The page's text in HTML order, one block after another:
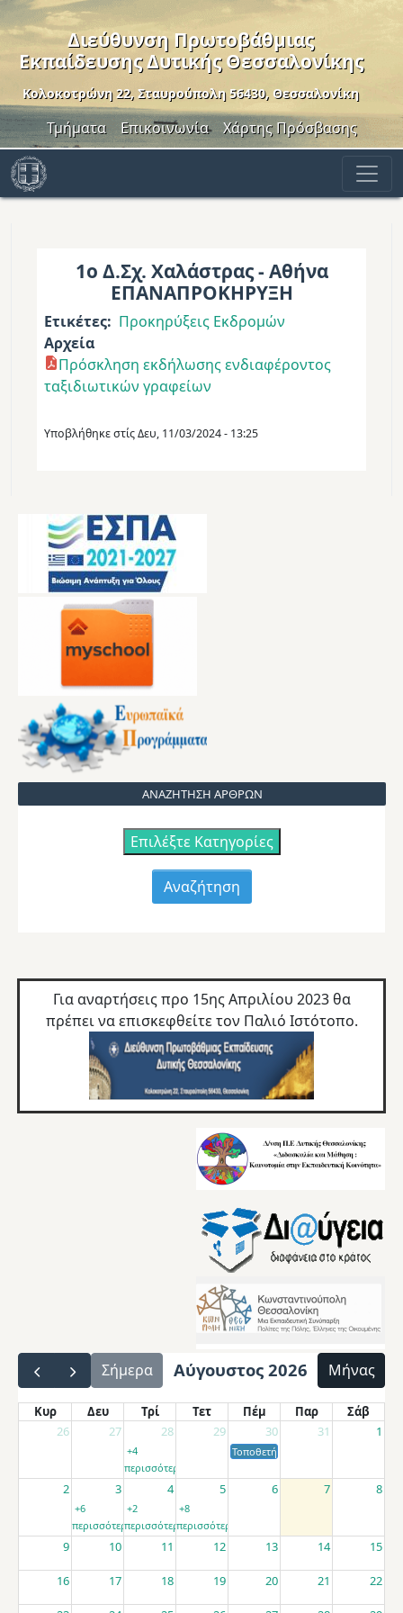
Παράκαμψη προς το κυρίως περιεχόμενο
Διεύθυνση Πρωτοβάθμιας
Εκπαίδευσης Δυτικής Θεσσαλονίκης
Κολοκοτρώνη 22, Σταυρούπολη 56430, Θεσσαλονίκη
Header Menu
Τμήματα Επικοινωνία Χάρτης Πρόσβασης
ΑΝΑΖΗΤΗΣΗ ΑΡΘΡΩΝ
Επιλέξτε Κατηγορίες
1ο Δ.Σχ. Χαλάστρας - Αθήνα
ΕΠΑΝΑΠΡΟΚΗΡΥΞΗ
Ετικέτες
Προκηρύξεις Εκδρομών
Αρχεία
Πρόσκληση εκδήλωσης ενδιαφέροντος
ταξιδιωτικών γραφείων
Υποβλήθηκε στίςΔευ, 11/03/2024 - 13:25
Για αναρτήσεις προ 15ης Απριλίου 2023 θα
πρέπει να επισκεφθείτε τον Παλιό Ιστότοπο.
Σήμερα Αύγουστος 2026 Μήνας
Κυρ Δευ Τρί Τετ Πέμ Παρ
Σάβ
26
27 28 29 30 31 1
+4
περισσότερα
Τοποθετήσεις αποσπασμένων
2 3 4 5 6 7 8
+6
περισσότερα
+2
περισσότερα
+8
περισσότερα
9 10 11 12 13 14 15
16 17 18 19 20 21 22